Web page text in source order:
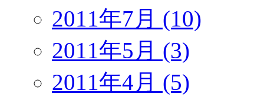
2011年7月 (10)
2011年5月 (3)
2011年4月 (5)